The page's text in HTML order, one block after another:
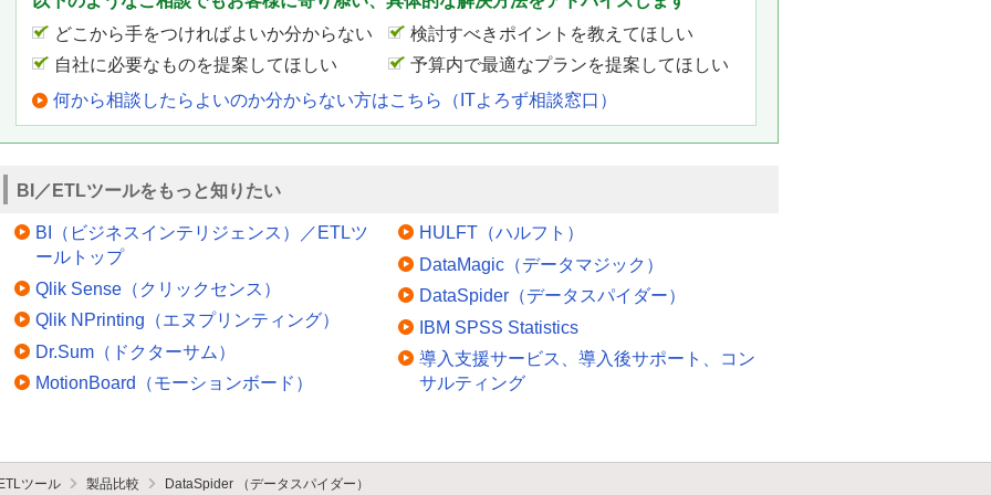
どこから手をつければよいか分からない
検討すべきポイントを教えてほしい
自社に必要なものを提案してほしい
予算内で最適なプランを提案してほしい
何から相談したらよいのか分からない方はこちら（ITよろず相談窓口）
BI／ETLツールをもっと知りたい
BI（ビジネスインテリジェンス）／ETLツ
ールトップ
Qlik Sense（クリックセンス）
Qlik NPrinting（エヌプリンティング）
Dr.Sum（ドクターサム）
MotionBoard（モーションボード）
HULFT（ハルフト）
DataMagic（データマジック）
DataSpider（データスパイダー）
IBM SPSS Statistics
導入支援サービス、導入後サポート、コン
サルティング
ツール 製品比較 DataSpider （データスパイダー）